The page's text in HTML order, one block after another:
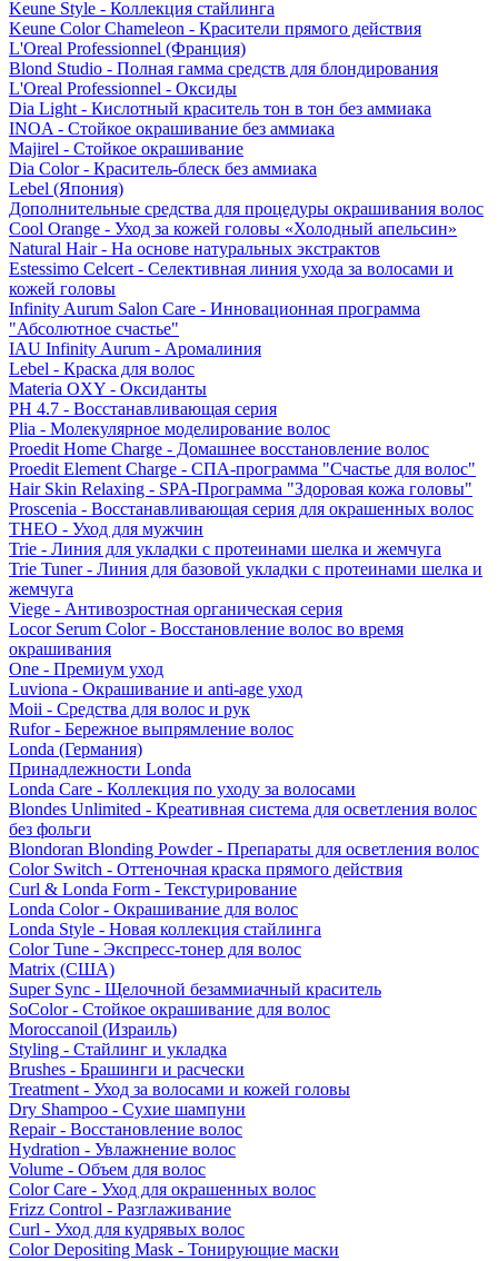
Keune Style - Коллекция стайлинга
Keune Color Chameleon - Красители прямого действия
L'Oreal Professionnel (Франция)
Blond Studio - Полная гамма средств для блондирования
L'Oreal Professionnel - Оксиды
Dia Light - Кислотный краситель тон в тон без аммиака
INOA - Стойкое окрашивание без аммиака
Majirel - Стойкое окрашивание
Dia Color - Краситель-блеск без аммиака
Lebel (Япония)
Дополнительные средства для процедуры окрашивания волос
Cool Orange - Уход за кожей головы «Холодный апельсин»
Natural Hair - На основе натуральных экстрактов
Estessimo Celcert - Селективная линия ухода за волосами и
кожей головы
Infinity Aurum Salon Care - Инновационная программа
"Абсолютное счастье"
IAU Infinity Aurum - Аромалиния
Lebel - Краска для волос
Materia OXY - Оксиданты
PH 4.7 - Восстанавливающая серия
Plia - Молекулярное моделирование волос
Proedit Home Charge - Домашнее восстановление волос
Proedit Element Charge - СПА-программа "Счастье для волос"
Hair Skin Relaxing - SPA-Программа "Здоровая кожа головы"
Proscenia - Восстанавливающая серия для окрашенных волос
THEO - Уход для мужчин
Trie - Линия для укладки с протеинами шелка и жемчуга
Trie Tuner - Линия для базовой укладки с протеинами шелка и
жемчуга
Viege - Антивозростная органическая серия
Locor Serum Color - Восстановление волос во время
окрашивания
One - Премиум уход
Luviona - Окрашивание и anti-age уход
Moii - Средства для волос и рук
Rufor - Бережное выпрямление волос
Londa (Германия)
Принадлежности Londa
Londa Care - Коллекция по уходу за волосами
Blondes Unlimited - Креативная система для осветления волос
без фольги
Blondoran Blonding Powder - Препараты для осветления волос
Color Switch - Оттеночная краска прямого действия
Curl & Londa Form - Текстурирование
Londa Color - Окрашивание для волос
Londa Style - Новая коллекция стайлинга
Color Tune - Экспресс-тонер для волос
Matrix (США)
Super Sync - Щелочной безаммиачный краситель
SoColor - Стойкое окрашивание для волос
Moroccanoil (Израиль)
Styling - Стайлинг и укладка
Brushes - Брашинги и расчески
Treatment - Уход за волосами и кожей головы
Dry Shampoo - Сухие шампуни
Repair - Восстановление волос
Hydration - Увлажнение волос
Volume - Объем для волос
Color Care - Уход для окрашенных волос
Frizz Control - Разглаживание
Curl - Уход для кудрявых волос
Color Depositing Mask - Тонирующие маски